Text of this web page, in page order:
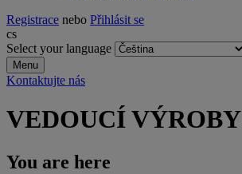
Registrace nebo Přihlásit se
cs
Select your language
Menu
Kontaktujte nás
VEDOUCÍ VÝROBY
You are here